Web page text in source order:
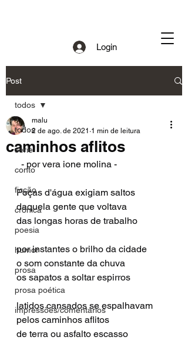
Login
Post
todos
série
conto
ficção
crônica
poesia
humor
prosa
prosa poética
impressões/comentários
todos
caminhos aflitos
malu
2 de ago. de 2021 1 min de leitura
  - por vera ione molina -
Poças d'água exigiam saltos
daquela gente que voltava
das longas horas de trabalho
por instantes o brilho da cidade
o som constante da chuva
os sapatos a soltar espirros
latidos cansados se espalhavam
pelos caminhos aflitos
de terra ou asfalto escasso